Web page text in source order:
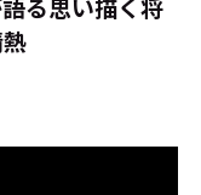
――思い描く将